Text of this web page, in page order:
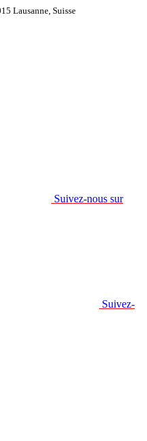
Lausanne, Suisse
Suivez-nous sur
Suivez-